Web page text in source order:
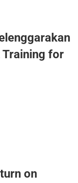
for
on